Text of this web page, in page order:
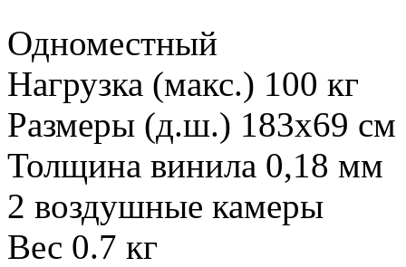
Одноместный
Нагрузка (макс.) 100 кг
Размеры (д.ш.) 183х69 см
Толщина винила 0,18 мм
2 воздушные камеры
Вес 0.7 кг